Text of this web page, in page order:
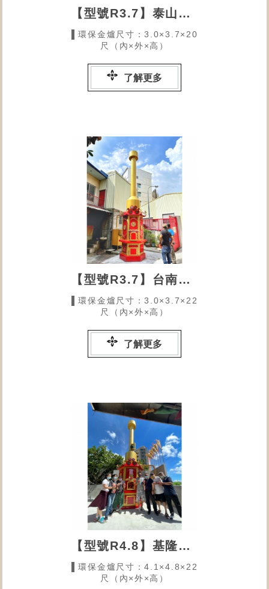
【型號R3.7】泰山順天宮
▌環保金爐尺寸：3.0×3.7×20
尺（內×外×高）
了解更多
【型號R3.7】台南南鰲慈惠堂
▌環保金爐尺寸：3.0×3.7×22
尺（內×外×高）
了解更多
【型號R4.8】基隆客戶環保金爐
▌環保金爐尺寸：4.1×4.8×22
尺（內×外×高）